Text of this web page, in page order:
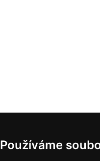
Používáme